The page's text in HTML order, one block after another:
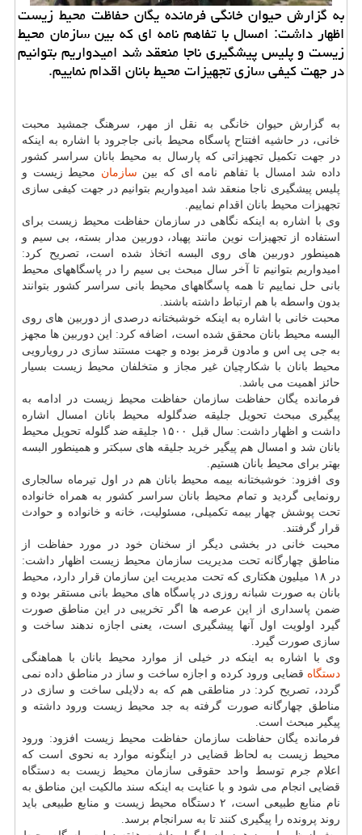
به گزارش حیوان خانگی فرمانده یگان حفاظت محیط زیست
اظهار داشت: امسال با تفاهم نامه ای كه بین سازمان محیط
زیست و پلیس پیشگیری ناجا منعقد شد امیدواریم بتوانیم
در جهت كیفی سازی تجهیزات محیط بانان اقدام نماییم.
به گزارش حیوان خانگی به نقل از مهر، سرهنگ جمشید محبت
خانی، در حاشیه افتتاح پاسگاه محیط بانی جاجرود با اشاره به اینكه
در جهت تكمیل تجهیزاتی كه پارسال به محیط بانان سراسر كشور
داده شد امسال با تفاهم نامه ای كه بین سازمان محیط زیست و
پلیس پیشگیری ناجا منعقد شد امیدواریم بتوانیم در جهت كیفی سازی
تجهیزات محیط بانان اقدام نماییم.
وی با اشاره به اینكه نگاهی در سازمان حفاظت محیط زیست برای
استفاده از تجهیزات نوین مانند پهباد، دوربین مدار بسته، بی سیم و
همینطور دوربین های روی البسه اتخاذ شده است، تصریح كرد:
امیدواریم بتوانیم تا آخر سال مبحث بی سیم را در پاسگاههای محیط
بانی حل نماییم تا همه پاسگاههای محیط بانی سراسر كشور بتوانند
بدون واسطه با هم ارتباط داشته باشند.
محبت خانی با اشاره به اینكه خوشبختانه درصدی از دوربین های روی
البسه محیط بانان محقق شده است، اضافه كرد: این دوربین ها مجهز
به جی پی اس و مادون قرمز بوده و جهت مستند سازی در رویارویی
محیط بانان با شكارچیان غیر مجاز و متخلفان محیط زیست بسیار
حائز اهمیت می باشد.
فرمانده یگان حفاظت سازمان حفاظت محیط زیست در ادامه به
پیگیری مبحث تحویل جلیقه ضدگلوله محیط بانان امسال اشاره
داشت و اظهار داشت: سال قبل ۱۵۰۰ جلیقه ضد گلوله تحویل محیط
بانان شد و امسال هم پیگیر خرید جلیقه های سبكتر و همینطور البسه
بهتر برای محیط بانان هستیم.
وی افزود: خوشبختانه بیمه محیط بانان هم در اول تیرماه سالجاری
رونمایی گردید و تمام محیط بانان سراسر كشور به همراه خانواده
تحت پوشش چهار بیمه تكمیلی، مسئولیت، خانه و خانواده و حوادث
قرار گرفتند.
محبت خانی در بخشی دیگر از سخنان خود در مورد حفاظت از
مناطق چهارگانه تحت مدیریت سازمان محیط زیست اظهار داشت:
در ۱۸ میلیون هكتاری كه تحت مدیریت این سازمان قرار دارد، محیط
بانان به صورت شبانه روزی در پاسگاه های محیط بانی مستقر بوده و
ضمن پاسداری از این عرصه ها اگر تخریبی در این مناطق صورت
گیرد اولویت اول آنها پیشگیری است، یعنی اجازه ندهند ساخت و
سازی صورت گیرد.
وی با اشاره به اینكه در خیلی از موارد محیط بانان با هماهنگی
دستگاه قضایی ورود كرده و اجازه ساخت و ساز در مناطق داده نمی
گردد، تصریح كرد: در مناطقی هم كه به دلایلی ساخت و سازی در
مناطق چهارگانه صورت گرفته به جد محیط زیست ورود داشته و
پیگیر مبحث است.
فرمانده یگان حفاظت سازمان حفاظت محیط زیست افزود: ورود
محیط زیست به لحاظ قضایی در اینگونه موارد به نحوی است كه
اعلام جرم توسط واحد حقوقی سازمان محیط زیست به دستگاه
قضایی انجام می شود و با عنایت به اینكه سند مالكیت این مناطق به
نام منابع طبیعی است، ۲ دستگاه محیط زیست و منابع طبیعی باید
روند پرونده را پیگیری كنند تا به سرانجام برسد.